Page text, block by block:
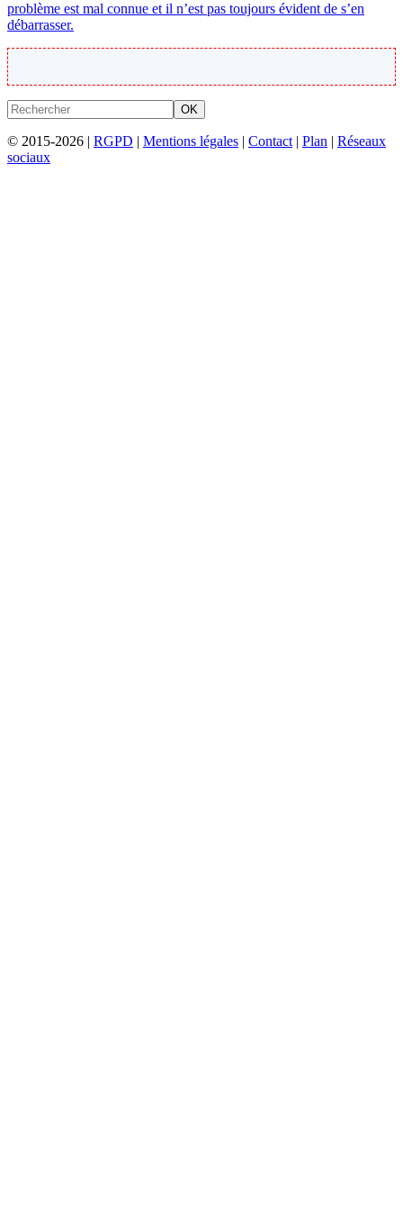
problème est mal connue et il n’est pas toujours évident de s’en
débarrasser.
OK
© 2015-2026 | RGPD | Mentions légales | Contact | Plan | Réseaux
sociaux